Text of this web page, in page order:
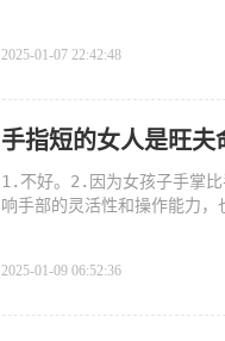
2025-01-07 22:42:48
手指短的女人是旺
1.不好。2.因为女孩子手掌比
响手部的灵活性和操作能力
2025-01-09 06:52:36